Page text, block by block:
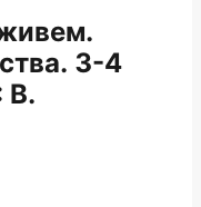
3-4
В.